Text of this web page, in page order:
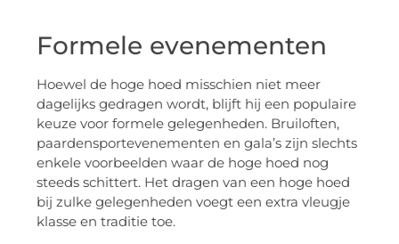
Formele evenementen
Hoewel de hoge hoed misschien niet meer
dagelijks gedragen wordt, blijft hij een populaire
keuze voor formele gelegenheden. Bruiloften,
paardensportevenementen en gala’s zijn slechts
enkele voorbeelden waar de hoge hoed nog
steeds schittert. Het dragen van een hoge hoed
bij zulke gelegenheden voegt een extra vleugje
klasse en traditie toe.